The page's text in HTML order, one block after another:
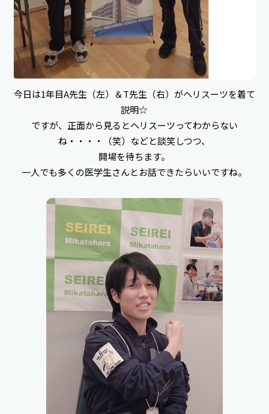
今日は1年目A先生（左）＆T先生（右）がヘリスーツを着て
説明☆
ですが、正面から見るとヘリスーツってわからない
ね・・・・（笑）などと談笑しつつ、
開場を待ちます。
一人でも多くの医学生さんとお話できたらいいですね。